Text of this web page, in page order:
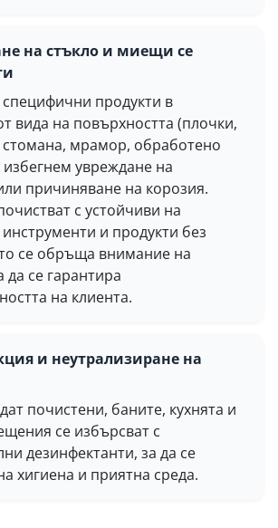
на стъкло и миещи се
продукти в
вида на повърхността (плочки,
мрамор, обработено
увреждане на
причиняване на корозия.
с устойчиви на
и продукти без
се обръща внимание на
да се гарантира
на клиента.
и неутрализиране на
почистени, баните, кухнята и
се избърсват с
дезинфектанти, за да се
хигиена и приятна среда.